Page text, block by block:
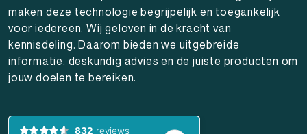
maken deze technologie begrijpelijk en toegankelijk
voor iedereen. Wij geloven in de kracht van
kennisdeling. Daarom bieden we uitgebreide
informatie, deskundig advies en de juiste producten om
jouw doelen te bereiken.